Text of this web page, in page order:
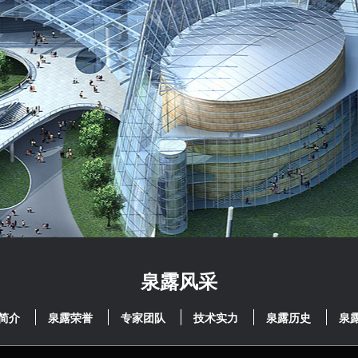
泉露风采
介 泉露荣誉 专家团队 技术实力 泉露历史 泉